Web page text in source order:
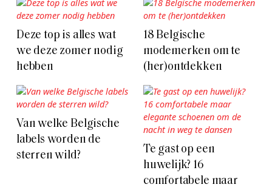
Deze top is alles wat
we deze zomer nodig
hebben
18 Belgische
modemerken om te
(her)ontdekken
Van welke Belgische
labels worden de
sterren wild?
Te gast op een
huwelijk? 16
comfortabele maar